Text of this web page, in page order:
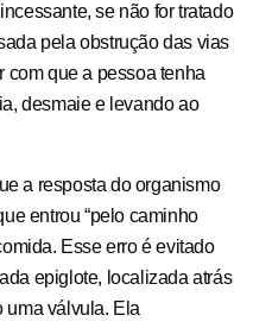
se não for tratado
pela obstrução das vias
com que a pessoa tenha
desmaie e levando ao
a resposta do organismo
entrou “pelo caminho
Esse erro é evitado
epiglote, localizada atrás
uma válvula. Ela